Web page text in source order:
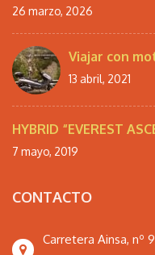
26 marzo, 2026
Viajar con
13 abril, 2021
HYBRID “EVEREST
7 mayo, 2019
CONTACTO
Carretera Ainsa, nº